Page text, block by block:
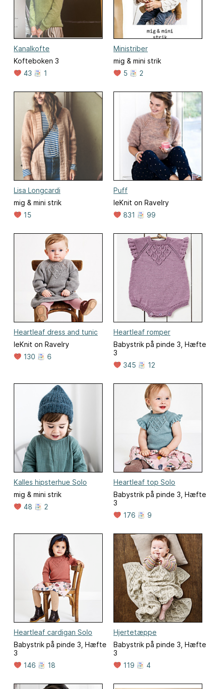
Kanalkofte
Kofteboken 3
43
1
Ministriber
mig & mini strik
5
2
Lisa Longcardi
mig & mini strik
15
Puff
leKnit on Ravelry
831
99
Heartleaf dress and tunic
leKnit on Ravelry
130
6
Heartleaf romper
Babystrik på pinde 3, Hæfte
3
345
12
Kalles hipsterhue Solo
mig & mini strik
48
2
Heartleaf top Solo
Babystrik på pinde 3, Hæfte
3
176
9
Heartleaf cardigan Solo
Babystrik på pinde 3, Hæfte
3
146
18
Hjertetæppe
Babystrik på pinde 3, Hæfte
3
119
4